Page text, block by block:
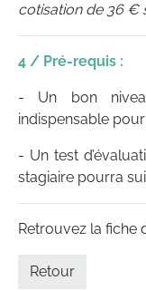
cotisation de 36 €
4 / Pré-requis :
- Un bon
indispensable
- Un test
stagiaire pourra
Retrouvez la fiche
Retour